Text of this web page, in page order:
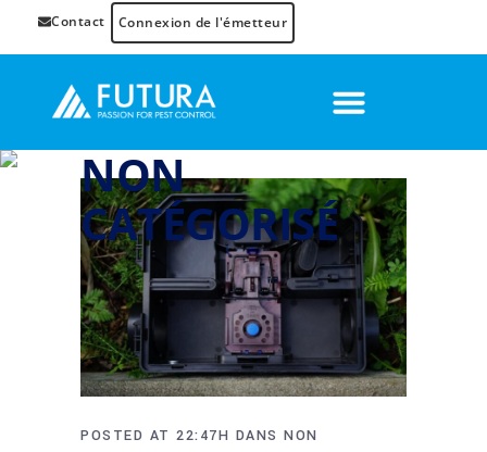
Contact Connexion de l'émetteur
NON
CATÉGORISÉ
POSTED AT 22:47H DANS NON